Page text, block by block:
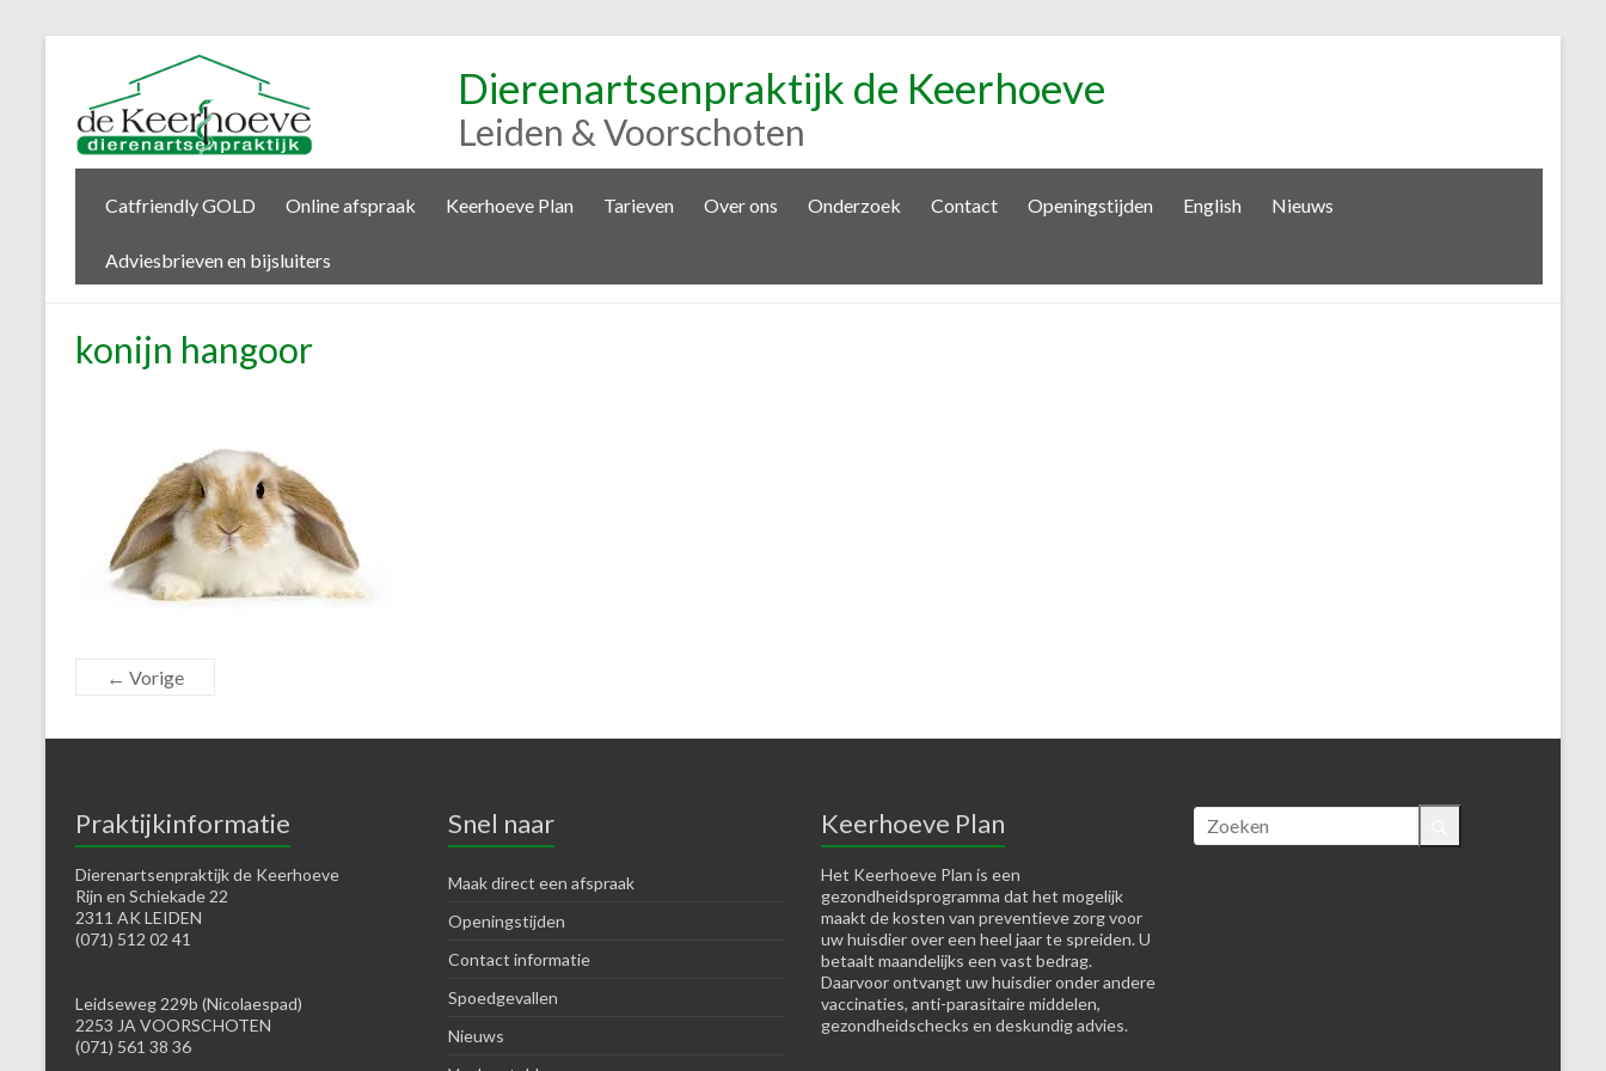
Dierenartsenpraktijk de Keerhoeve
Leiden & Voorschoten
Catfriendly GOLD Online afspraak Keerhoeve Plan Tarieven Over ons Onderzoek Contact Openingstijden English Nieuws
Adviesbrieven en bijsluiters
konijn hangoor
← Vorige
Praktijkinformatie
Dierenartsenpraktijk de Keerhoeve
Rijn en Schiekade 22
2311 AK LEIDEN
(071) 512 02 41
Leidseweg 229b (Nicolaespad)
2253 JA VOORSCHOTEN
(071) 561 38 36
Snel naar
Maak direct een afspraak
Openingstijden
Contact informatie
Spoedgevallen
Nieuws
Keerhoeve Plan
Het Keerhoeve Plan is een
gezondheidsprogramma dat het mogelijk
maakt de kosten van preventieve zorg voor
uw huisdier over een heel jaar te spreiden. U
betaalt maandelijks een vast bedrag.
Daarvoor ontvangt uw huisdier onder andere
vaccinaties, anti-parasitaire middelen,
gezondheidschecks en deskundig advies.